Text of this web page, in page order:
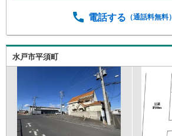
電話する （通話料無料）
水戸市平須町